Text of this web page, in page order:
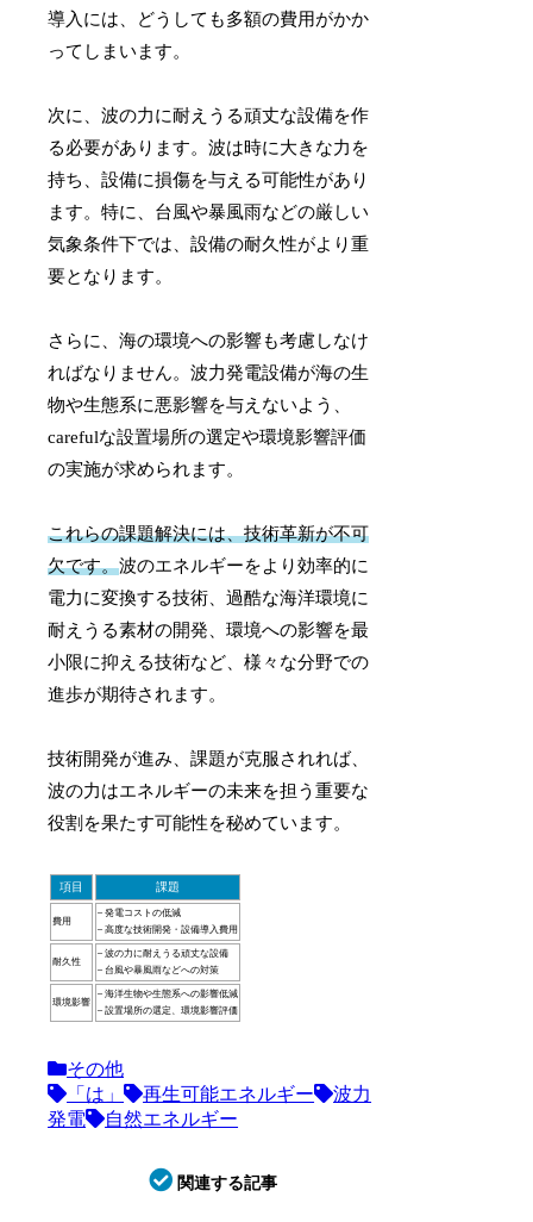
導入には、どうしても多額の費用がかか
ってしまいます。
次に、波の力に耐えうる頑丈な設備を作
る必要があります。波は時に大きな力を
持ち、設備に損傷を与える可能性があり
ます。特に、台風や暴風雨などの厳しい
気象条件下では、設備の耐久性がより重
要となります。
さらに、海の環境への影響も考慮しなけ
ればなりません。波力発電設備が海の生
物や生態系に悪影響を与えないよう、
carefulな設置場所の選定や環境影響評価
の実施が求められます。
これらの課題解決には、技術革新が不可
欠です。波のエネルギーをより効率的に
電力に変換する技術、過酷な海洋環境に
耐えうる素材の開発、環境への影響を最
小限に抑える技術など、様々な分野での
進歩が期待されます。
技術開発が進み、課題が克服されれば、
波の力はエネルギーの未来を担う重要な
役割を果たす可能性を秘めています。
項目 課題
費用
– 発電コストの低減
– 高度な技術開発・設備導入費用
耐久性
– 波の力に耐えうる頑丈な設備
– 台風や暴風雨などへの対策
環境影響
– 海洋生物や生態系への影響低減
– 設置場所の選定、環境影響評価
その他
「は」
再生可能エネルギー
波力
発電
自然エネルギー
関連する記事